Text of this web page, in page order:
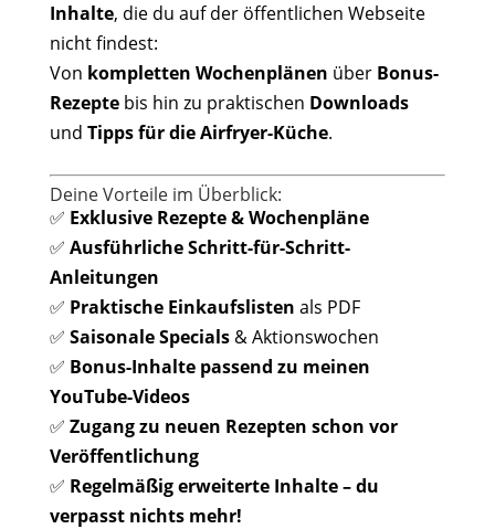
Inhalte, die du auf der öffentlichen Webseite
nicht findest:
Von kompletten Wochenplänen über Bonus-
Rezeptebis hin zu praktischen Downloads
und Tipps für die Airfryer-Küche.
Deine Vorteile im Überblick:
✅ Exklusive Rezepte & Wochenpläne
✅ Ausführliche Schritt-für-Schritt-
Anleitungen
✅ Praktische Einkaufslisten als PDF
✅ Saisonale Specials& Aktionswochen
✅ Bonus-Inhalte passend zu meinen
YouTube-Videos
✅ Zugang zu neuen Rezepten schon vor
Veröffentlichung
✅ Regelmäßig erweiterte Inhalte – du
verpasst nichts mehr!